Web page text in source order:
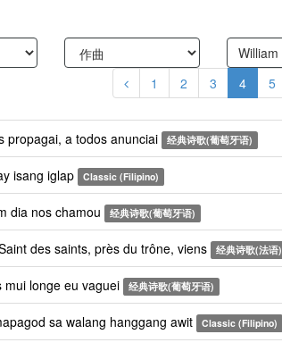
1 2 3 4 5
propagai, a todos anunciai 经典诗歌(葡萄牙语)
isang iglap Classic (Filipino)
dia nos chamou 经典诗歌(葡萄牙语)
des saints, près du trône, viens 经典诗歌(法语)
longe eu vaguei 经典诗歌(葡萄牙语)
sa walang hanggang awit Classic (Filipino)